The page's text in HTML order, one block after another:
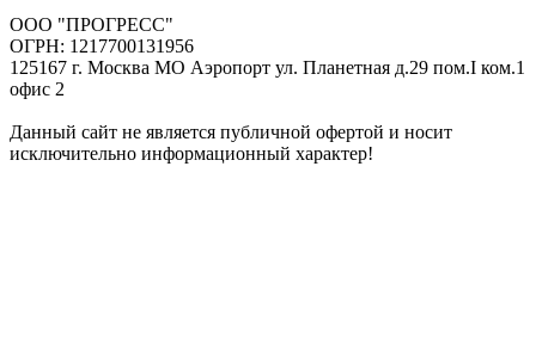
ООО "ПРОГРЕСС"
ОГРН: 1217700131956
125167 г. Москва МО Аэропорт ул. Планетная д.29 пом.I ком.1
офис 2
Данный сайт не является публичной офертой и носит
исключительно информационный характер!